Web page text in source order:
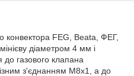
конвектора FEG, Beata, ФЕГ,
діаметром 4 мм і
газового клапана
з'єднанням М8х1, а до